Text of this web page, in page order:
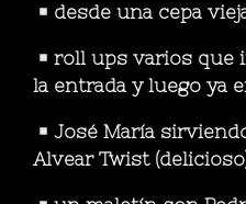
desde una cepa
roll ups varios que
la entrada y luego ya
José María
Alvear Twist